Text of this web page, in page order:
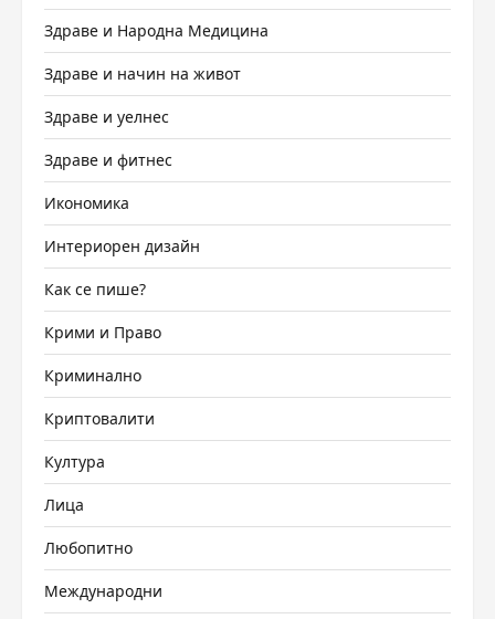
Здраве и Народна Медицина
Здраве и начин на живот
Здраве и уелнес
Здраве и фитнес
Икономика
Интериорен дизайн
Как се пише?
Крими и Право
Криминално
Криптовалити
Култура
Лица
Любопитно
Международни